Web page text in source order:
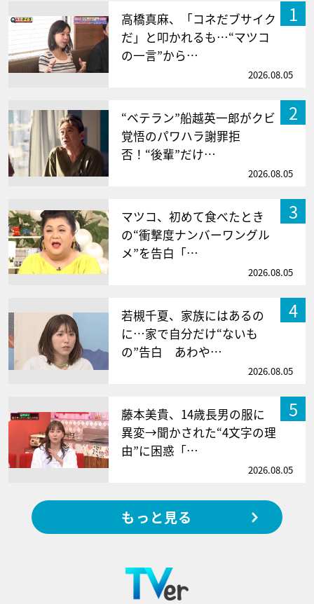
1
高橋真麻、「コネだブサイク
だ」と叩かれるも…“マツコ
の一言”から…
2026.08.05
2
“ベテラン”船越英一郎がクビ
覚悟のパワハラ謝罪拒
否！“後輩”だけ…
2026.08.05
3
マツコ、初めて食べたとき
の“衝撃度ナンバーワングル
メ”を告白「…
2026.08.05
4
若槻千夏、家族にはあるの
に…家で自分だけ“ないも
の”告白 あわや…
2026.08.05
5
藤本美貴、14歳長男の服に
異変→聞かされた“4文字の理
由”に困惑「…
2026.08.05
もっと見る